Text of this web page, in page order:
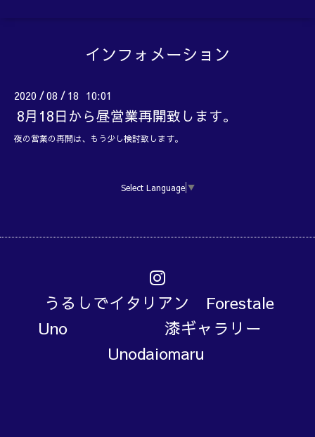
インフォメーション
2020 /08 / 18 10:01
8月18日から昼営業再開致します。
夜の営業の再開は、もう少し検討致します。
Select Language ▼
うるしでイタリアン Forestale
Uno 漆ギャラリー
Unodaiomaru